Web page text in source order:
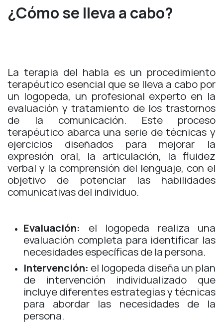
¿Cómo se lleva a cabo?
La terapia del habla es un procedimiento
terapéutico esencial que se lleva a cabo por
un logopeda, un profesional experto en la
evaluación y tratamiento de los trastornos
de la comunicación. Este proceso
terapéutico abarca una serie de técnicas y
ejercicios diseñados para mejorar la
expresión oral, la articulación, la fluidez
verbal y la comprensión del lenguaje, con el
objetivo de potenciar las habilidades
comunicativas del individuo.
Evaluación: el logopeda realiza una
evaluación completa para identificar las
necesidades específicas de la persona.
Intervención: el logopeda diseña un plan
de intervención individualizado que
incluye diferentes estrategias y técnicas
para abordar las necesidades de la
persona.